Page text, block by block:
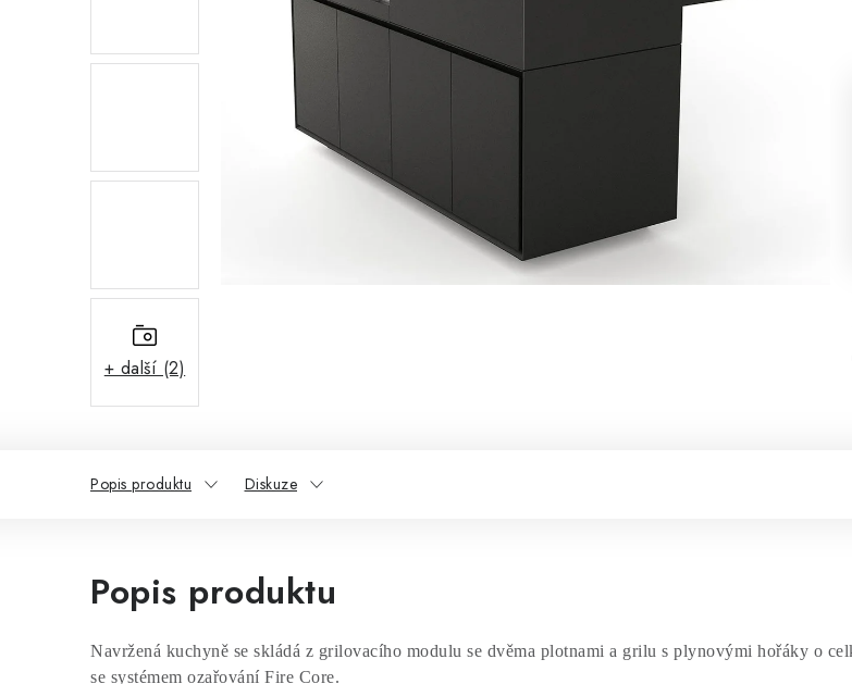
+ další (2)
Popis produktu Diskuze
Popis produktu
Navržená kuchyně se skládá z grilovacího modulu se dvěma plotnami a grilu s plynovými hořáky o
se systémem ozařování Fire Core.